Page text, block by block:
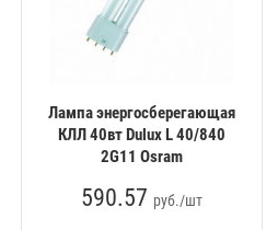
Лампа энергосберегающая
КЛЛ 40вт Dulux L 40/840
2G11 Osram
590.57 руб./шт